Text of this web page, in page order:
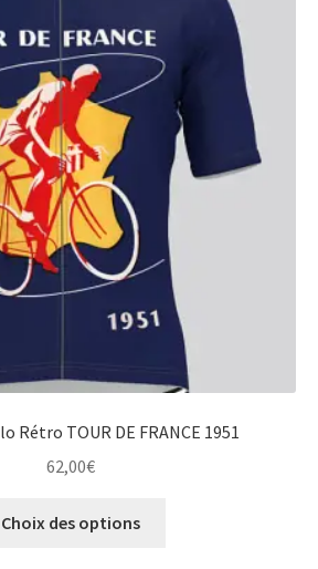
peuvent
être
choisies
sur
la
page
du
produit
Rétro TOUR DE FRANCE 1951
62,00€
Choix des options